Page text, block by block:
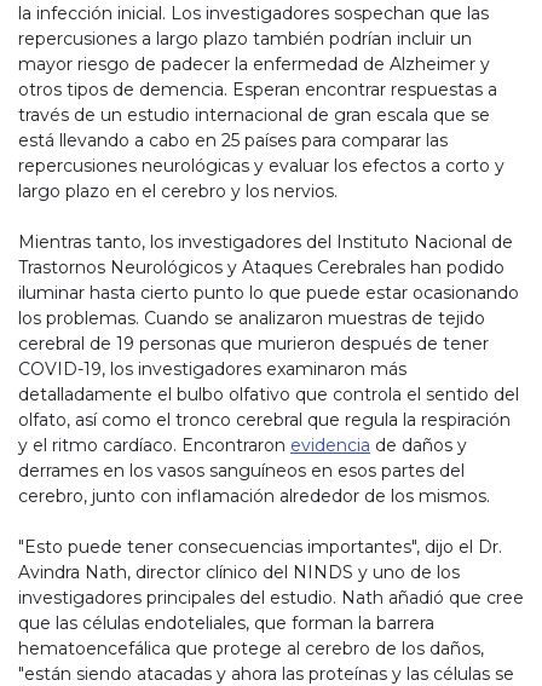
la infección inicial. Los investigadores sospechan que las
repercusiones a largo plazo también podrían incluir un
mayor riesgo de padecer la enfermedad de Alzheimer y
otros tipos de demencia. Esperan encontrar respuestas a
través de un estudio internacional de gran escala que se
está llevando a cabo en 25 países para comparar las
repercusiones neurológicas y evaluar los efectos a corto y
largo plazo en el cerebro y los nervios.
Mientras tanto, los investigadores del Instituto Nacional de
Trastornos Neurológicos y Ataques Cerebrales han podido
iluminar hasta cierto punto lo que puede estar ocasionando
los problemas. Cuando se analizaron muestras de tejido
cerebral de 19 personas que murieron después de tener
COVID-19, los investigadores examinaron más
detalladamente el bulbo olfativo que controla el sentido del
olfato, así como el tronco cerebral que regula la respiración
y el ritmo cardíaco. Encontraron evidencia de daños y
derrames en los vasos sanguíneos en esos partes del
cerebro, junto con inflamación alrededor de los mismos.
"Esto puede tener consecuencias importantes", dijo el Dr.
Avindra Nath, director clínico del NINDS y uno de los
investigadores principales del estudio. Nath añadió que cree
que las células endoteliales, que forman la barrera
hematoencefálica que protege al cerebro de los daños,
"están siendo atacadas y ahora las proteínas y las células se